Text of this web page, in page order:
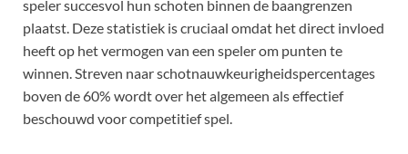
speler succesvol hun schoten binnen de baangrenzen
plaatst. Deze statistiek is cruciaal omdat het direct invloed
heeft op het vermogen van een speler om punten te
winnen. Streven naar schotnauwkeurigheidspercentages
boven de 60% wordt over het algemeen als effectief
beschouwd voor competitief spel.